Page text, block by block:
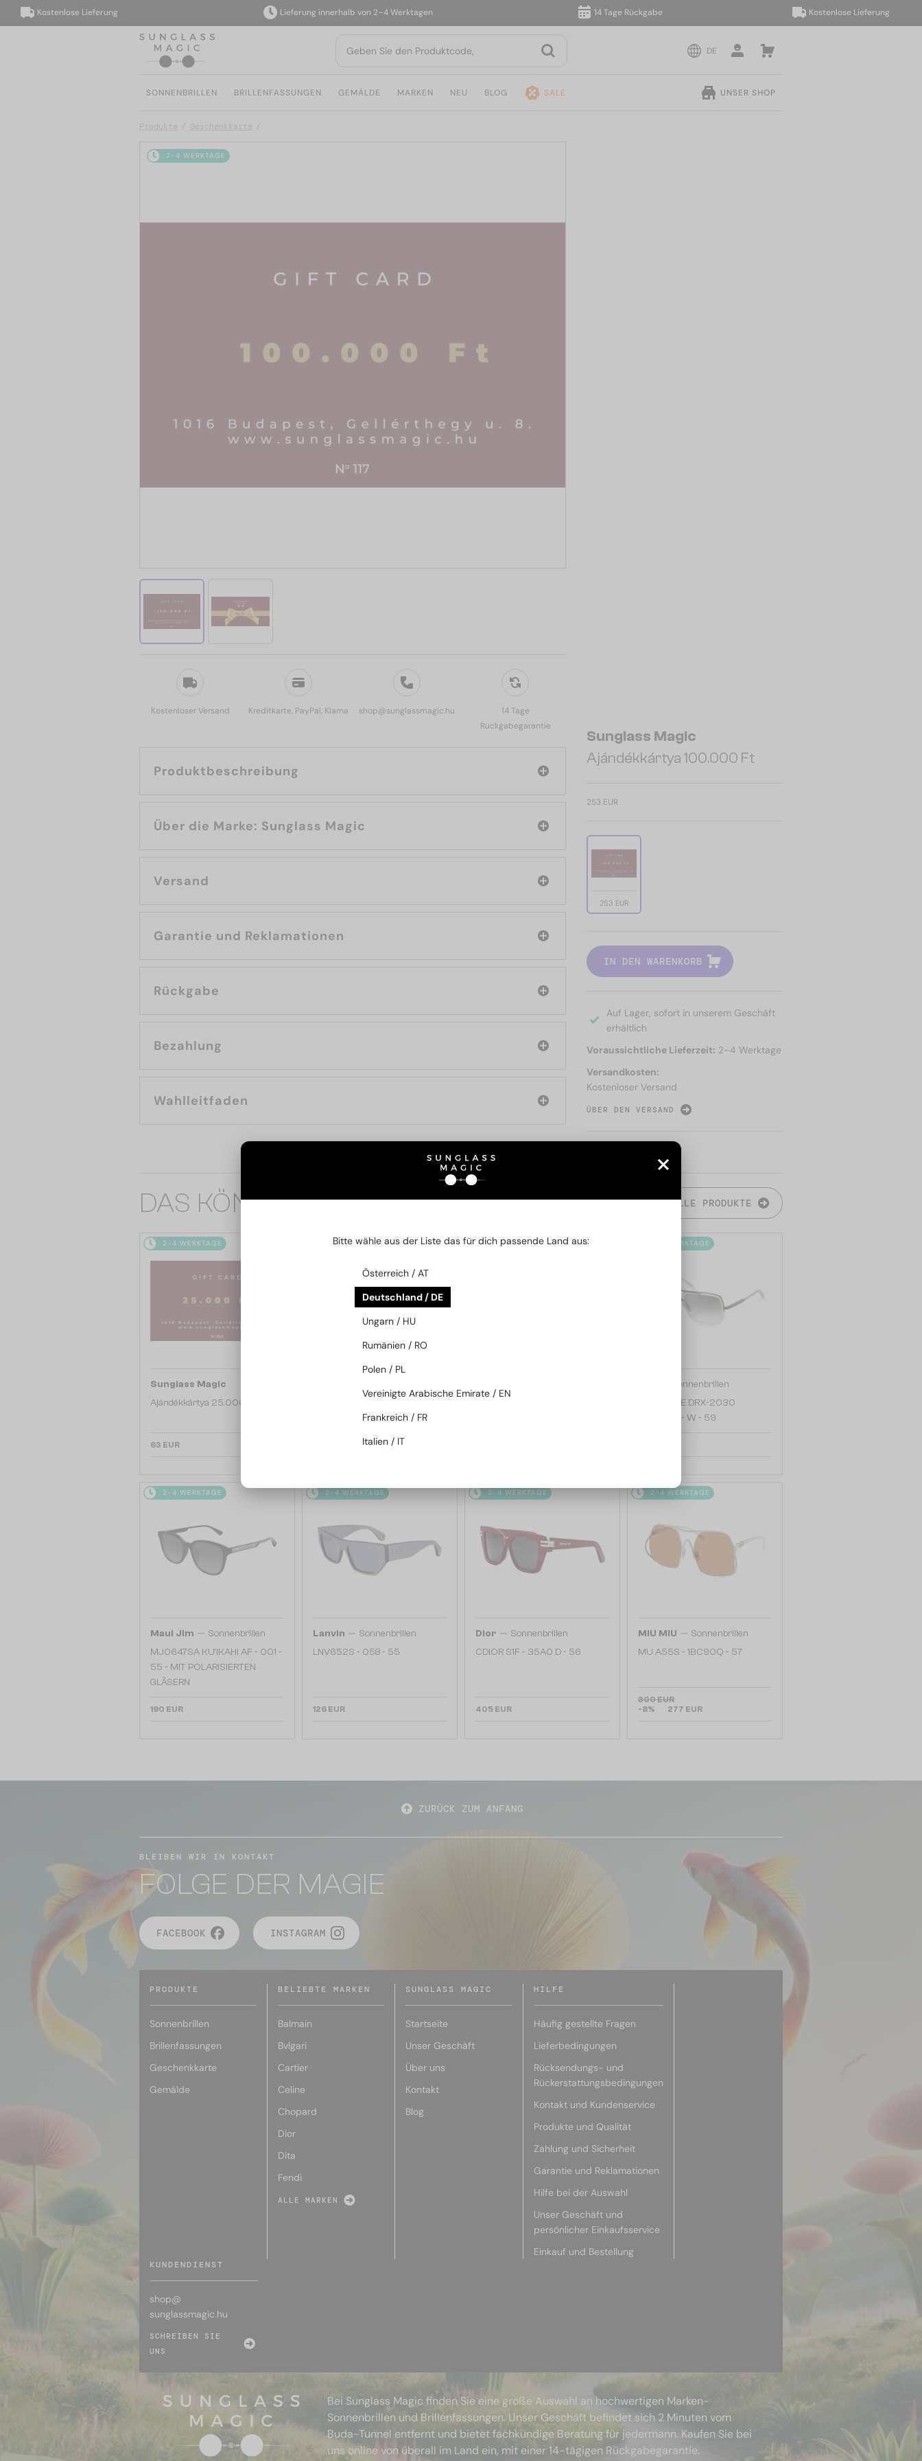
Kostenlose Lieferung Lieferung innerhalb von 2–4 Werktagen 14 Tage Rückgabe Kostenlose Lieferung
DE
SONNENBRILLEN BRILLENFASSUNGEN GEMÄLDE MARKEN NEU BLOG SALE UNSER SHOP
Produkte Geschenkkarte
2-4 WERKTAGE
Kostenloser Versand Kreditkarte, PayPal, Klarna shop@sunglassmagic.hu
14 Tage
Rückgabegarantie
Produktbeschreibung
Über die Marke: Sunglass Magic
Versand
Garantie und Reklamationen
Rückgabe
Bezahlung
Wahlleitfaden
Sunglass Magic
Ajándékkártya 100.000 Ft
253 EUR
253 EUR
IN DEN WARENKORB
Auf Lager, sofort in unserem Geschäft
erhältlich
Voraussichtliche Lieferzeit: 2–4 Werktage
Versandkosten:
Kostenloser Versand
ÜBER DEN VERSAND
DAS KÖNNTE SIE AUCH INTERESSIEREN ALLE PRODUKTE
2-4 WERKTAGE
Sunglass Magic
Ajándékkártya 25.000 Ft
63 EUR
2-4 WERKTAGE
Ajándékkártya 50.000 Ft
2-4 WERKTAGE -20% 2-4 WERKTAGE
Sonnenbrillen
MACH ONE DRX-2030
TITANIUM - W - 59
2-4 WERKTAGE
Maui Jim — Sonnenbrillen
MJ0647SA KU'IKAHI AF - 001 -
55 - MIT POLARISIERTEN
GLÄSERN
190 EUR
2-4 WERKTAGE
Lanvin — Sonnenbrillen
LNV652S - 058 - 55
126 EUR
2-4 WERKTAGE
Dior — Sonnenbrillen
CDIOR S1F - 35A0 D - 56
405 EUR
2-4 WERKTAGE
MIU MIU — Sonnenbrillen
MU A55S - ​1BC90Q - ​57
300 EUR
-8%
277 EUR
ZURÜCK ZUM ANFANG
BLEIBEN WIR IN KONTAKT
FOLGE DER MAGIE
FACEBOOK INSTAGRAM
PRODUKTE
Sonnenbrillen
Brillenfassungen
Geschenkkarte
Gemälde
BELIEBTE MARKEN
Balmain
Bvlgari
Cartier
Celine
Chopard
Dior
Dita
Fendi
ALLE MARKEN
SUNGLASS MAGIC
Startseite
Unser Geschäft
Über uns
Kontakt
Blog
HILFE
Häufig gestellte Fragen
Lieferbedingungen
Rücksendungs- und
Rückerstattungsbedingungen
Kontakt und Kundenservice
Produkte und Qualität
Zahlung und Sicherheit
Garantie und Reklamationen
Hilfe bei der Auswahl
Unser Geschäft und
persönlicher Einkaufsservice
Einkauf und Bestellung
KUNDENDIENST
shop@
sunglassmagic.hu
SCHREIBEN SIE
UNS
Bei Sunglass Magic finden Sie eine große Auswahl an hochwertigen Marken-
Sonnenbrillen und Brillenfassungen. Unser Geschäft befindet sich 2 Minuten vom
Buda-Tunnel entfernt und bietet fachkundige Beratung für jedermann. Kaufen Sie bei
uns online von überall im Land ein, mit einer 14-tägigen Rückgabegarantie.
Bitte wähle aus der Liste das für dich passende Land aus:
Österreich / AT
Deutschland / DE
Ungarn / HU
Rumänien / RO
Polen / PL
Vereinigte Arabische Emirate / EN
Frankreich / FR
Italien / IT